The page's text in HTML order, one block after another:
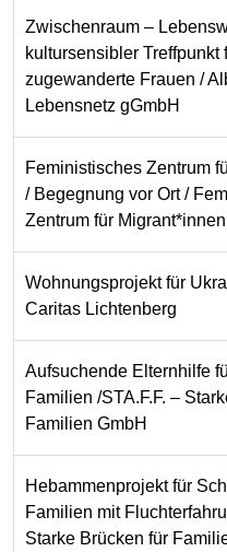
Zwischenraum –
kultursensibler Treffpunkt
zugewanderte Frauen /
Lebensnetz gGmbH
Feministisches Zentrum
/ Begegnung vor Ort /
Zentrum für
Wohnungsprojekt für
Caritas Lichtenberg
Aufsuchende Elternhilfe
Familien /STA.F.F. –
Familien GmbH
Hebammenprojekt für
Familien mit
Starke Brücken für